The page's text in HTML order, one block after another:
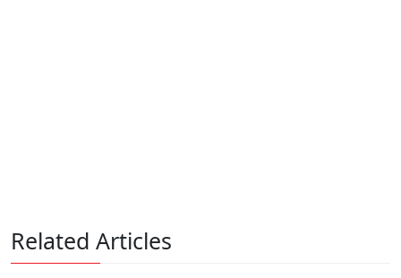
Related Articles